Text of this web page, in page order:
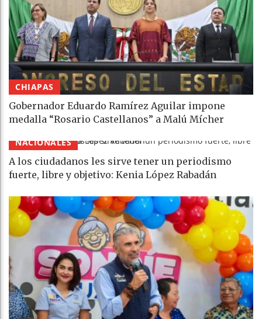
CHIAPAS
Gobernador Eduardo Ramírez Aguilar impone
medalla “Rosario Castellanos” a Malú Mícher
NACIONALES
A los ciudadanos les sirve tener un periodismo
fuerte, libre y objetivo: Kenia López Rabadán